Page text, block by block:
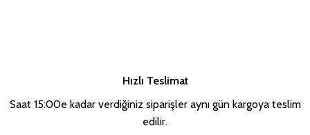
Hızlı Teslimat
Saat 15:00e kadar verdiğiniz siparişler aynı gün kargoya teslim
edilir.